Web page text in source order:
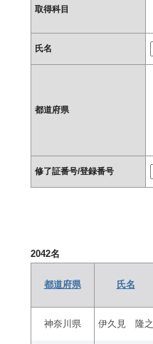
取得科目
氏名
都道府県
修了証番号/登録番号
2042名
都道府県 氏名
神奈川県 伊久見 隆之